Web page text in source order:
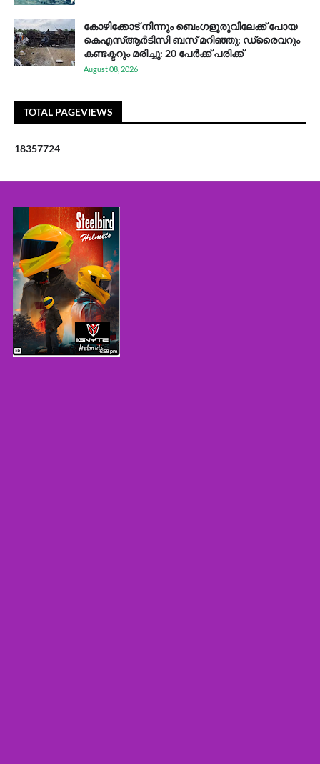
കോഴിക്കോട് നിന്നും ബെംഗളൂരുവിലേക്ക് പോയ
കെഎസ്ആര്‍ടിസി ബസ് മറിഞ്ഞു; ഡ്രൈവറും
കണ്ടക്ടറും മരിച്ചു: 20 പേര്‍ക്ക് പരിക്ക്
August 08, 2026
TOTAL PAGEVIEWS
18357724